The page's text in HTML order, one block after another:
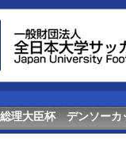
総理大臣杯 デンソーカ